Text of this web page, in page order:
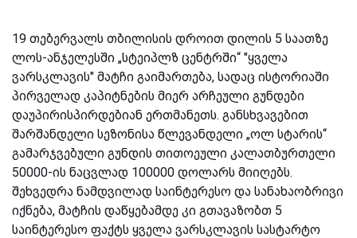
19 თებერვალს თბილისის დროით დილის 5 საათზე
ლოს-ანჯელესში „სტეიპლზ ცენტრში“ "ყველა
ვარსკლავის" მატჩი გაიმართება, სადაც ისტორიაში
პირველად კაპიტნების მიერ არჩეული გუნდები
დაუპირისპირდებიან ერთმანეთს. განსხვავებით
შარშანდელი სეზონისა წლევანდელი „ოლ სტარის“
გამარჯვებული გუნდის თითოეული კალათბურთელი
50000-ის ნაცვლად 100000 დოლარს მიიღებს.
შეხვედრა ნამდვილად საინტერესო და სანახაობრივი
იქნება, მატჩის დაწყებამდე კი გთავაზობთ 5
საინტერესო ფაქტს ყველა ვარსკლავის სასტარტო